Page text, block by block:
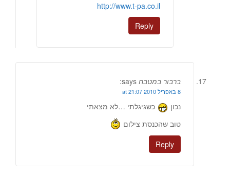
http://www.t-pa.co.il
Reply
ברבור במטבח says:
8 באפריל 2010 at 21:07
נכון
כשגיגלתי …לא מצאתי
טוב שהכנסת צילום
Reply